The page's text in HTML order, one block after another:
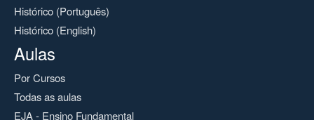
Histórico (Português)
Histórico (English)
Aulas
Por Cursos
Todas as aulas
EJA - Ensino Fundamental